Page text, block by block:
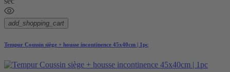
add_shopping_cart
Tempur Coussin siège + housse incontinence 45x40cm | 1pc